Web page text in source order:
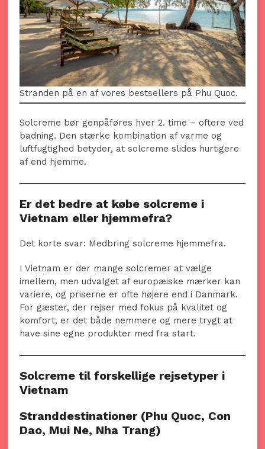
Stranden på en af vores bestsellers på Phu Quoc.
Solcreme bør genpåføres hver 2. time – oftere ved
badning. Den stærke kombination af varme og
luftfugtighed betyder, at solcreme slides hurtigere
af end hjemme.
Er det bedre at købe solcreme i
Vietnam eller hjemmefra?
Det korte svar: Medbring solcreme hjemmefra.
I Vietnam er der mange solcremer at vælge
imellem, men udvalget af europæiske mærker kan
variere, og priserne er ofte højere end i Danmark.
For gæster, der rejser med fokus på kvalitet og
komfort, er det både nemmere og mere trygt at
have sine egne produkter med fra start.
Solcreme til forskellige rejsetyper i
Vietnam
Stranddestinationer (Phu Quoc, Con
Dao, Mui Ne, Nha Trang)